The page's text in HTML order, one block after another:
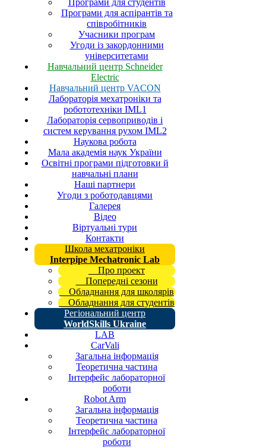
Програми для студентів
Програми для аспірантів та
співробітників
Учасники програм
Угоди із закордонними
університетами
Навчальний центр Schneider
Electric
Навчальний центр VACON
Лабораторія мехатроніки та
робототехніки IML1
Лабораторія сервоприводів і
систем керування рухом IML2
Наукова робота
Мала академія наук України
Освітні програми підготовки й
навчальні плани
Наші партнери
Угоди з роботодавцями
Галерея
Відео
Віртуальні тури
Контакти
Школа мехатроніки
Interpipe Mechatronic Lab
Про проект
Попередні сезони
Обладнання для школярів
Обладнання для студентів
Регіональний центр
WorldSkills Ukraine
LAB
CarVali
Загальна інформація
Теоретична частина
Інтерфейс лабораторної
роботи
Robot Arm
Загальна інформація
Теоретична частина
Інтерфейс лабораторної
роботи